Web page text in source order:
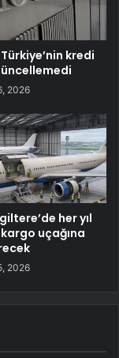
kredi
2026
her yıl
uçağına
2026